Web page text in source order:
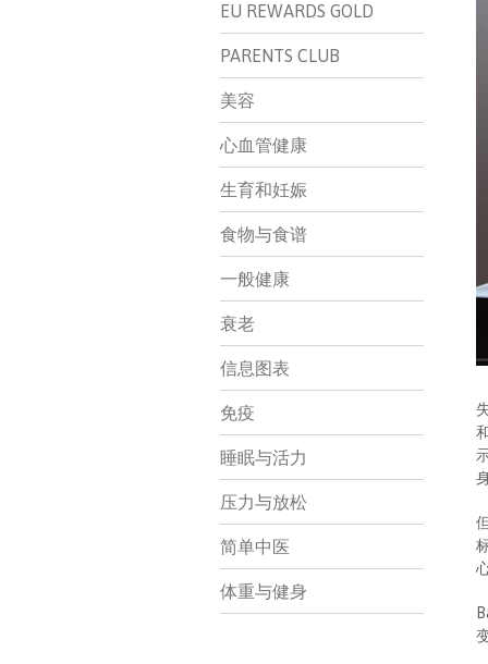
EU REWARDS GOLD
PARENTS CLUB
美容
心血管健康
生育和妊娠
食物与食谱
一般健康
衰老
信息图表
免疫
睡眠与活力
压力与放松
简单中医
体重与健身